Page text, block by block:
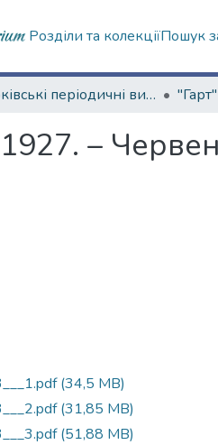
Розділи та колекціїПошук
Харківські періодичні видання
1927. –
(34,5 MB)
(31,85 MB)
(51,88 MB)